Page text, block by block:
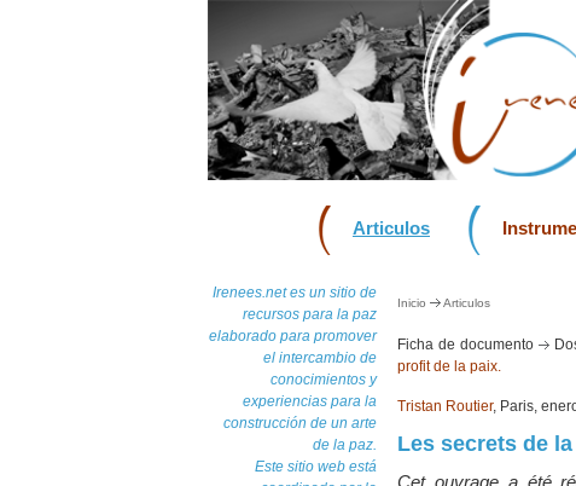
Articulos
Irenees.net es un sitio de
recursos para la paz
elaborado para promover
el intercambio de
conocimientos y
experiencias para la
construcción de un arte
de la paz.
Este sitio web está
Inicio Articulos
Ficha de documento
profit de la paix.
Tristan Routier, Paris,
Les secrets de
Cet ouvrage a été